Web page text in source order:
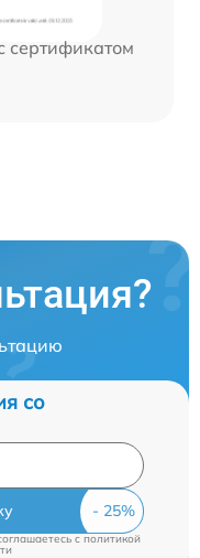
сертификатом
со
cполитикой